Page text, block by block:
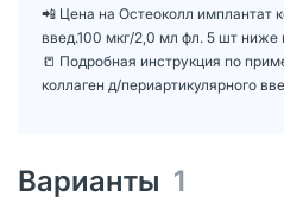
📲 Цена на Остеоколл имплантат
введ.100 мкг/2,0 мл фл. 5 шт
📒 Подробная инструкция по
коллаген д/периартикулярного
Варианты 1